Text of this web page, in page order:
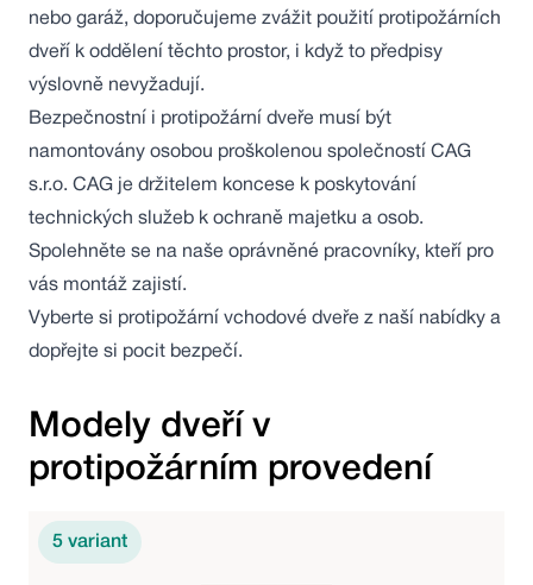
nebo garáž, doporučujeme zvážit použití protipožárních
dveří k oddělení těchto prostor, i když to předpisy
výslovně nevyžadují.
Bezpečnostní i protipožární dveře musí být
namontovány osobou proškolenou společností CAG
s.r.o. CAG je držitelem koncese k poskytování
technických služeb k ochraně majetku a osob.
Spolehněte se na naše oprávněné pracovníky, kteří pro
vás montáž zajistí.
Vyberte si protipožární vchodové dveře z naší nabídky a
dopřejte si pocit bezpečí.
Modely dveří v
protipožárním provedení
5 variant